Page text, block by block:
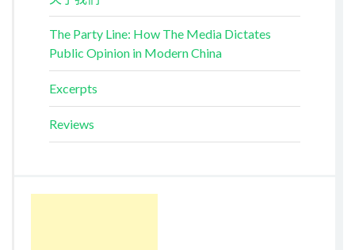
The Party Line: How The Media Dictates
Public Opinion in Modern China
Excerpts
Reviews